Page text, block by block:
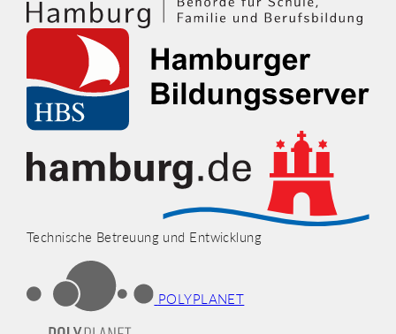
Technische Betreuung und Entwicklung
POLYPLANET